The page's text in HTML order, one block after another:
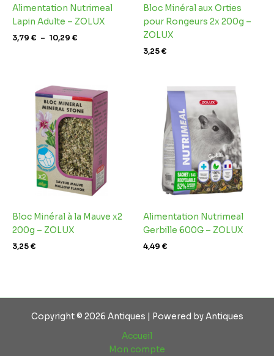
Alimentation Nutrimeal
Lapin Adulte – ZOLUX
3,79 € – 10,29 €
Bloc Minéral aux Orties
pour Rongeurs 2x 200g –
ZOLUX
3,25€
Bloc Minéral à la Mauve x2
200g – ZOLUX
3,25€
Alimentation Nutrimeal
Gerbille 600G – ZOLUX
4,49 €
Copyright © 2026 Antiques | Powered by Antiques
Accueil
Mon compte